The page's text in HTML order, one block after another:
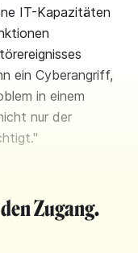
IT-Kapazitäten
ein Cyberangriff,
in einem
nur der
Zugang.